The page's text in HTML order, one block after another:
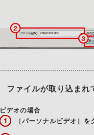
ファイルが取り込まれ
ビデオの場合
［パーソナルビデオ］